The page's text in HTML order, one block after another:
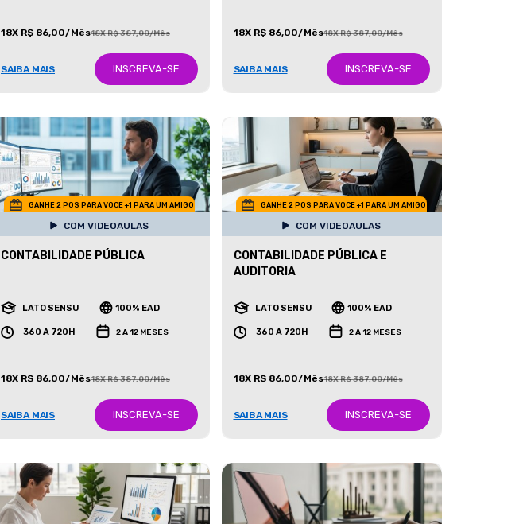
18X R$ 86,00/Mês18X R$ 387,00/Mês
SAIBA MAIS INSCREVA-SE
18X R$ 86,00/Mês18X R$ 387,00/Mês
SAIBA MAIS INSCREVA-SE
GANHE 2 POS PARA VOCE +1 PARA UM AMIGO
COM VIDEOAULAS
CONTABILIDADE PÚBLICA
LATO SENSU 100% EAD
360 A 720H 2 A 12 MESES
18X R$ 86,00/Mês18X R$ 387,00/Mês
SAIBA MAIS INSCREVA-SE
GANHE 2 POS PARA VOCE +1 PARA UM AMIGO
COM VIDEOAULAS
CONTABILIDADE PÚBLICA E
AUDITORIA
LATO SENSU 100% EAD
360 A 720H 2 A 12 MESES
18X R$ 86,00/Mês18X R$ 387,00/Mês
SAIBA MAIS INSCREVA-SE